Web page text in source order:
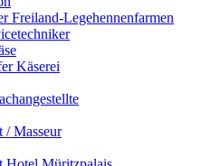
Freiland-Legehennenfarmen
Käserei
/ Masseur